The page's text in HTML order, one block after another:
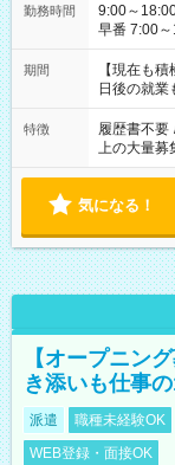
勤務時間
9:00～18:00（休憩60分） ■
早番 7:00～16:00
い」 「余
たくない」
の方へ 今
の勤務時間
期間
【現在も
日後の就業
特徴 履歴書不要
上の大量募
気になる！
【オープニン
き添いも仕事
派遣 職種未経験OK
WEB登録・面接OK